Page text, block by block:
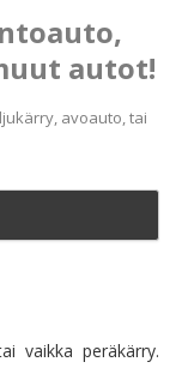
autot!
avoauto, tai
vaikka peräkärry.